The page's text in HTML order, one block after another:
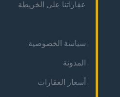
عقاراتنا على الخريطة
سياسة الخصوصية
المدونة
أسعار العقارات